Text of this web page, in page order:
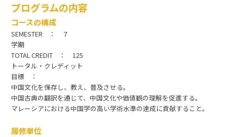
プログラムの内容
コースの構成
SEMESTER ： ７
学期
TOTAL CREDIT ： 125
トータル・クレディット
目標 ：
中国文化を保存し、教え、普及させる。
中国古典の翻訳を通じて、中国文化や価値観の理解を促進する。
マレーシアにおける中国学の高い学術水準の達成に貢献すること。
履修単位